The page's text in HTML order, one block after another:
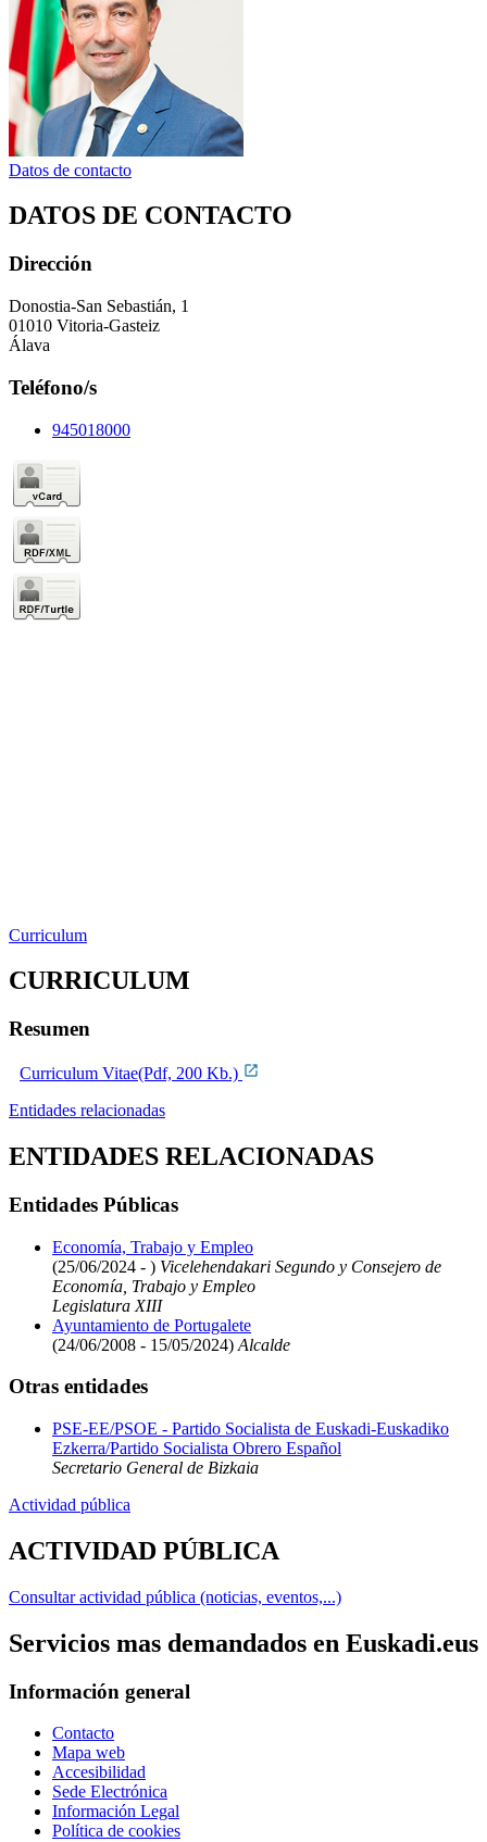
Datos de contacto
DATOS DE CONTACTO
Dirección
Donostia-San Sebastián, 1
01010 Vitoria-Gasteiz
Álava
Teléfono/s
945018000
Curriculum
CURRICULUM
Resumen
Curriculum Vitae(Pdf, 200 Kb.)
Entidades relacionadas
ENTIDADES RELACIONADAS
Entidades Públicas
Economía, Trabajo y Empleo
(25/06/2024 - ) Vicelehendakari Segundo y Consejero de
Economía, Trabajo y Empleo
Legislatura XIII
Ayuntamiento de Portugalete
(24/06/2008 - 15/05/2024) Alcalde
Otras entidades
PSE-EE/PSOE - Partido Socialista de Euskadi-Euskadiko
Ezkerra/Partido Socialista Obrero Español
Secretario General de Bizkaia
Actividad pública
ACTIVIDAD PÚBLICA
Consultar actividad pública (noticias, eventos,...)
Servicios mas demandados en Euskadi.eus
Información general
Contacto
Mapa web
Accesibilidad
Sede Electrónica
Información Legal
Política de cookies